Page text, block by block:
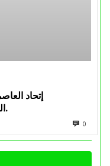
إتحاد
الكونفيدرالية الإفريقية الموسم القادم.
0